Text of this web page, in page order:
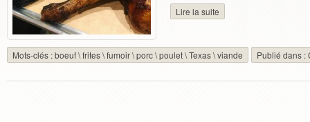
Lire la suite
Mots-clés :boeuf\frites\fumoir\porc\poulet\Texas\viande Publié dans :